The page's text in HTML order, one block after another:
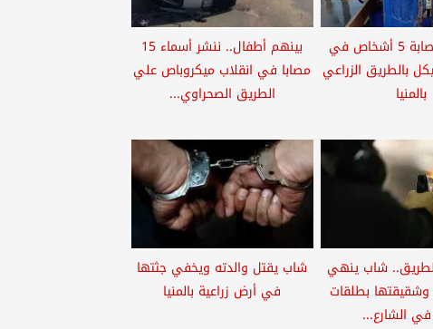
بالأسماء.. إصابة 5 أشخاص في
بالطريق الزراعي
بالمنيا
بينهم أطفال.. ننشر أسماء 15
مصابا في انقلاب ميكروباص علي
الطريق الصحراوي...
شاب ينهي
وشقيقتها بطلقات
في الشارع...
شاب يقتل والدته ويخفي جثتها
في أرض زراعية بالمنيا